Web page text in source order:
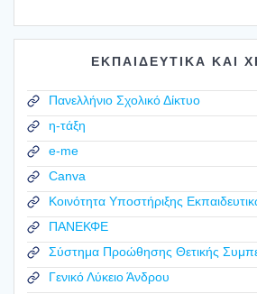
ΕΚΠΑΙΔΕΥΤΙΚΑ ΚΑΙ
Πανελλήνιο Σχολικό Δίκτυο
η-τάξη
e-me
Canva
Κοινότητα Υποστήριξης
ΠΑΝΕΚΦΕ
Σύστημα Προώθησης Θετικής
Γενικό Λύκειο Άνδρου